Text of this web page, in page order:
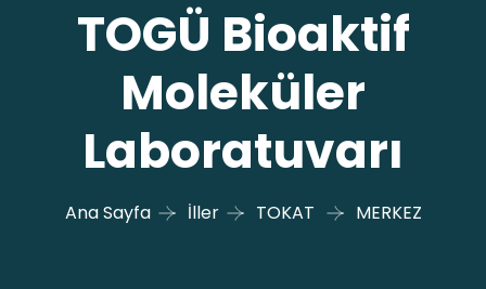
TOGÜ Bioaktif
Moleküler
Laboratuvarı
Ana Sayfa İller TOKAT MERKEZ